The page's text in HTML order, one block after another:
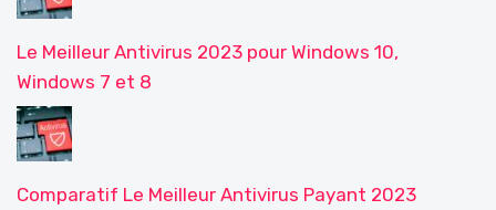
Le Meilleur Antivirus 2023 pour Windows 10,
Windows 7 et 8
Comparatif Le Meilleur Antivirus Payant 2023